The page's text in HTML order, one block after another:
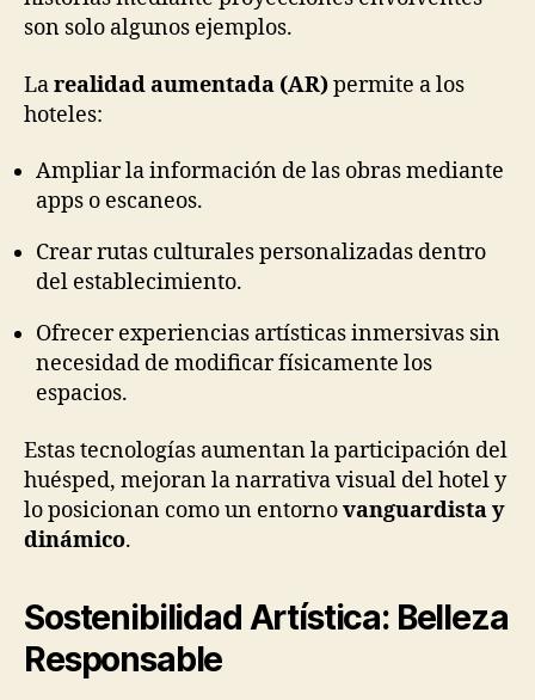
son solo algunos ejemplos.
Larealidad aumentada (AR)permite a los
hoteles:
Ampliar la información de las obras mediante
apps o escaneos.
Crear rutas culturales personalizadas dentro
del establecimiento.
Ofrecer experiencias artísticas inmersivas sin
necesidad de modificar físicamente los
espacios.
Estas tecnologías aumentan la participación del
huésped, mejoran la narrativa visual del hotel y
lo posicionan como un entornovanguardista y
dinámico.
Sostenibilidad Artística: Belleza
Responsable